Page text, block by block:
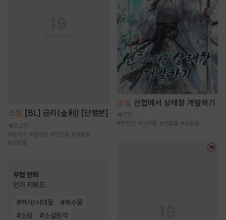
소설 [BL] 금리(金利) [단행본]
2.2만
#상처수 #할리킹 #헌신공 #냉혈공
#성장물
무협 만화
인기 키워드
#역사/시대물 #복수물
#소림 #소설원작
소설 선협에서 상태창 개발하기
7만
#먼치킨 #신무협 #선협물 #성장물